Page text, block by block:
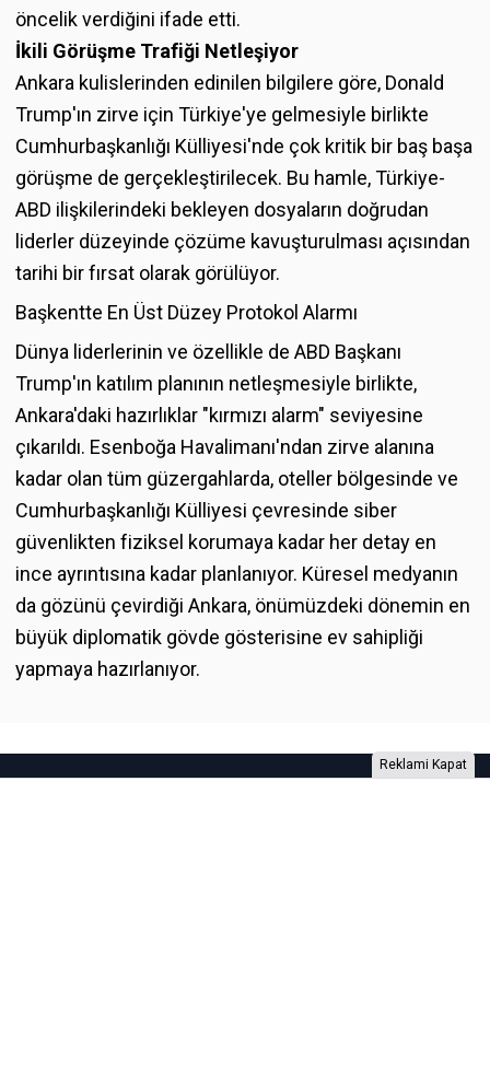
öncelik verdiğini ifade etti.
İkili Görüşme Trafiği Netleşiyor
Ankara kulislerinden edinilen bilgilere göre, Donald
Trump'ın zirve için Türkiye'ye gelmesiyle birlikte
Cumhurbaşkanlığı Külliyesi'nde çok kritik bir baş başa
görüşme de gerçekleştirilecek. Bu hamle, Türkiye-
ABD ilişkilerindeki bekleyen dosyaların doğrudan
liderler düzeyinde çözüme kavuşturulması açısından
tarihi bir fırsat olarak görülüyor.
Başkentte En Üst Düzey Protokol Alarmı
Dünya liderlerinin ve özellikle de ABD Başkanı
Trump'ın katılım planının netleşmesiyle birlikte,
Ankara'daki hazırlıklar "kırmızı alarm" seviyesine
çıkarıldı. Esenboğa Havalimanı'ndan zirve alanına
kadar olan tüm güzergahlarda, oteller bölgesinde ve
Cumhurbaşkanlığı Külliyesi çevresinde siber
güvenlikten fiziksel korumaya kadar her detay en
ince ayrıntısına kadar planlanıyor. Küresel medyanın
da gözünü çevirdiği Ankara, önümüzdeki dönemin en
büyük diplomatik gövde gösterisine ev sahipliği
yapmaya hazırlanıyor.
Reklami Kapat